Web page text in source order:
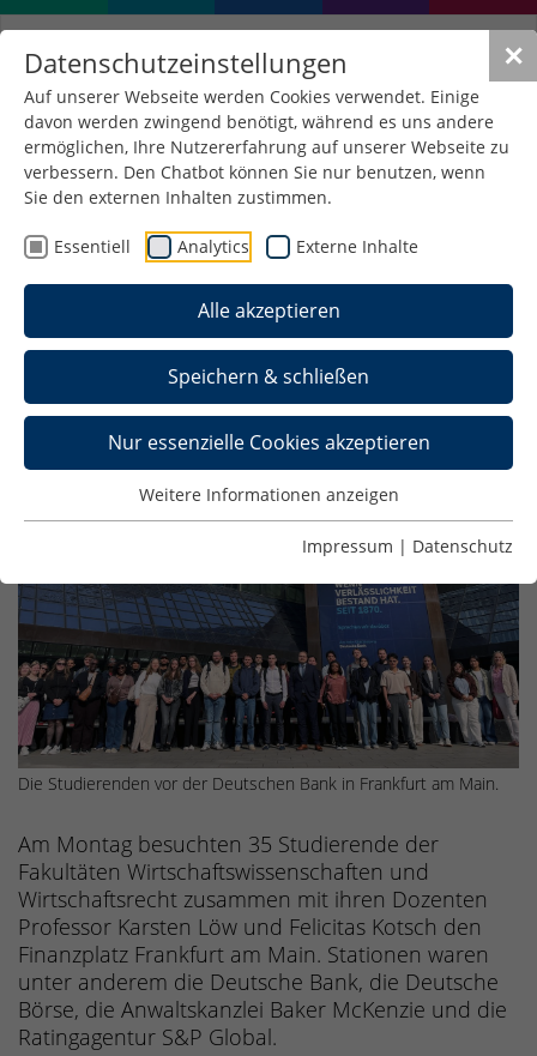
✕
Datenschutzeinstellungen
Auf unserer Webseite werden Cookies verwendet. Einige
davon werden zwingend benötigt, während es uns andere
ermöglichen, Ihre Nutzererfahrung auf unserer Webseite zu
verbessern. Den Chatbot können Sie nur benutzen, wenn
Sie den externen Inhalten zustimmen.
Essentiell Analytics Externe Inhalte
Alle akzeptieren
Speichern & schließen
Nur essenzielle Cookies akzeptieren
Weitere Informationen anzeigen
Impressum | Datenschutz
Gemeinsame Exkursion
der Fakultäten Wirtschaft
und Wirtschaftsrecht nach
Frankfurt
Allgemein , Wirtschaftsrecht ,
Wirtschaftswissenschaften
Die Studierenden vor der Deutschen Bank in Frankfurt am Main.
Am Montag besuchten 35 Studierende der
Fakultäten Wirtschaftswissenschaften und
Wirtschaftsrecht zusammen mit ihren Dozenten
Professor Karsten Löw und Felicitas Kotsch den
Finanzplatz Frankfurt am Main. Stationen waren
unter anderem die Deutsche Bank, die Deutsche
Börse, die Anwaltskanzlei Baker McKenzie und die
Ratingagentur S&P Global.